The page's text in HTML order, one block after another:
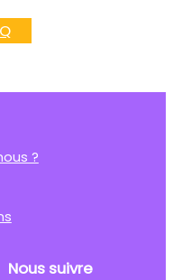
?
Nous suivre